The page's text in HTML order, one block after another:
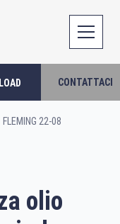
CONTATTACI
FLEMING 22-08
olio